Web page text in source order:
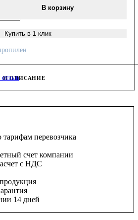
В корзину
Купить в 1 клик
И ОПИСАНИЕ
отзыв
перевозчика
счет компании
с НДС
14 дней